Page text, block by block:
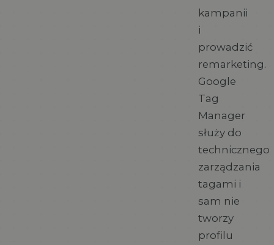
kampanii
i
prowadzić
remarketing.
Google
Tag
Manager
służy do
technicznego
zarządzania
tagami i
sam nie
tworzy
profilu